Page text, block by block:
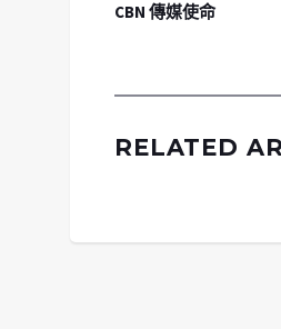
CBN 傳媒使命
RELATED